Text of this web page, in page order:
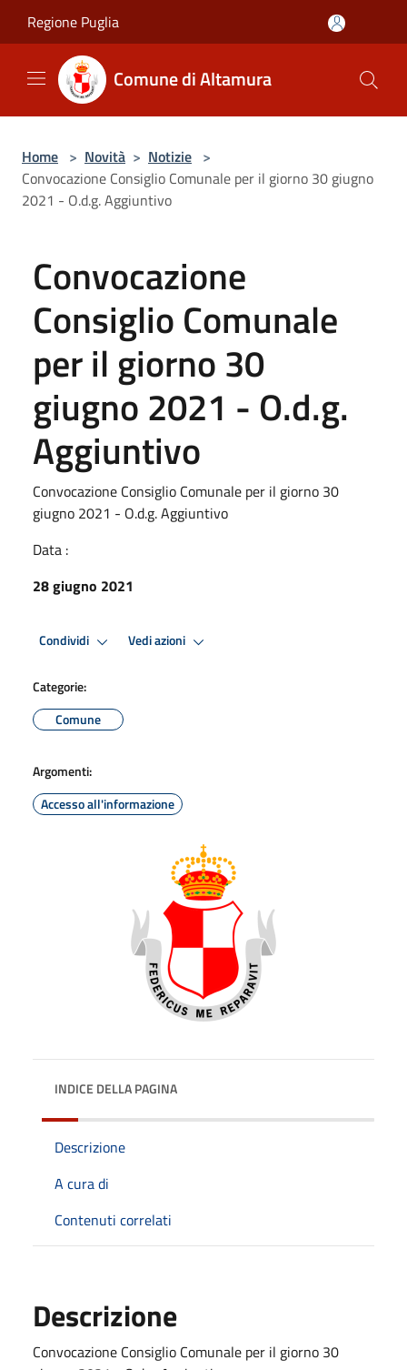
Regione Puglia
Comune di Altamura
Home > Novità > Notizie >
Convocazione Consiglio Comunale per il giorno 30 giugno
2021 - O.d.g. Aggiuntivo
Convocazione
Consiglio Comunale
per il giorno 30
giugno 2021 - O.d.g.
Aggiuntivo
Convocazione Consiglio Comunale per il giorno 30
giugno 2021 - O.d.g. Aggiuntivo
Data :
28 giugno 2021
Condividi Vedi azioni
Categorie:
Comune
Argomenti:
Accesso all'informazione
INDICE DELLA PAGINA
Descrizione
A cura di
Contenuti correlati
Descrizione
Convocazione Consiglio Comunale per il giorno 30